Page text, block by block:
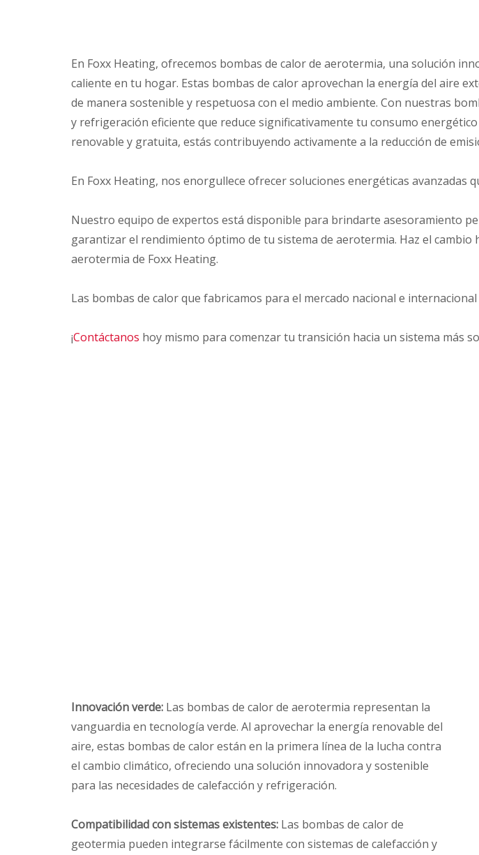
En Foxx Heating, ofrecemos bombas de calor de aerotermia, una solución
caliente en tu hogar. Estas bombas de calor aprovechan la energía del aire
de manera sostenible y respetuosa con el medio ambiente. Con nuestras
y refrigeración eficiente que reduce significativamente tu consumo
renovable y gratuita, estás contribuyendo activamente a la reducción de
En Foxx Heating, nos enorgullece ofrecer soluciones energéticas
Nuestro equipo de expertos está disponible para brindarte asesoramiento
garantizar el rendimiento óptimo de tu sistema de aerotermia. Haz el cambio
aerotermia de Foxx Heating.
Las bombas de calor que fabricamos para el mercado nacional e
¡Contáctanos hoy mismo para comenzar tu transición hacia un sistema más
Innovación verde: Las bombas de calor de aerotermia representan la
vanguardia en tecnología verde. Al aprovechar la energía renovable del
aire, estas bombas de calor están en la primera línea de la lucha contra
el cambio climático, ofreciendo una solución innovadora y sostenible
para las necesidades de calefacción y refrigeración.
Compatibilidad con sistemas existentes: Las bombas de calor de
geotermia pueden integrarse fácilmente con sistemas de calefacción y